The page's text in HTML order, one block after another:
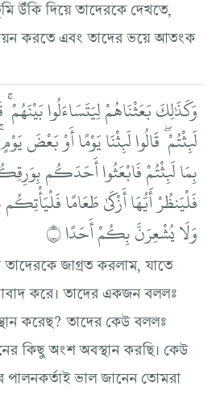
উঁকি দিয়ে তাদেরকে দেখতে,
করতে এবং তাদের ভয়ে আতংক
وَكَذَٰلِكَ بَعَثْنَاهُمْ لِيَتَسَاءَلُوا
لَبِثْتُمْ ۖ قَالُوا لَبِثْنَا يَوْمًا أَوْ بَعْضَ
بِمَا لَبِثْتُمْ فَابْعَثُوا أَحَدَكُم
فَلْيَنظُرْ أَيُّهَا أَزْكَىٰ طَعَامًا
وَلَا يُشْعِرَنَّ بِكُمْ أَحَدًا ۝
জাগ্রত করলাম, যাতে
করে। তাদের একজন বললঃ
করেছ? তাদের কেউ বললঃ
কিছু অংশ অবস্থান করছি। কেউ
পালনকর্তাই ভাল জানেন তোমরা